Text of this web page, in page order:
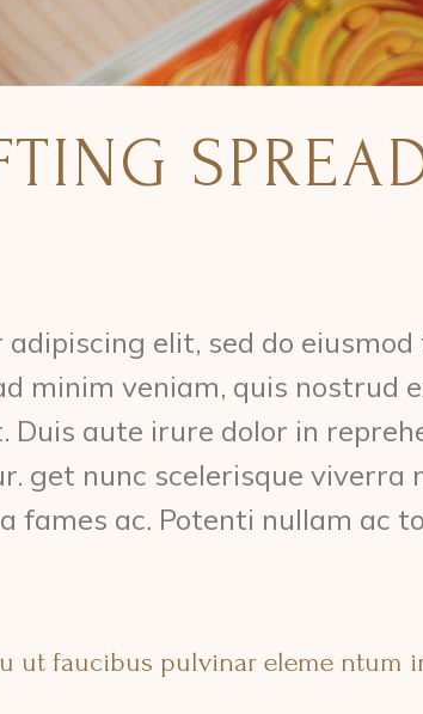
elit, sed do
minim veniam, quis nostrud
Duis aute irure dolor in
get nunc scelerisque viverra
fames ac. Potenti nullam ac
ut faucibus pulvinar eleme ntum